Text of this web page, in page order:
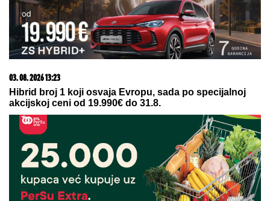
Zvezda je tražila 4.000.000 za njega: Agent otkrio
kako je prijateljstvo sa Markom Marinom pomoglo
oko transfera Ovusua